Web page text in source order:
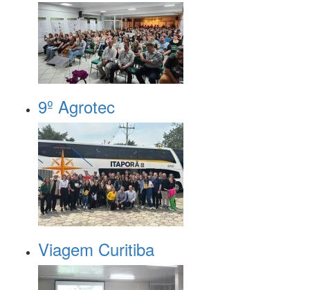
9º Agrotec
Viagem Curitiba